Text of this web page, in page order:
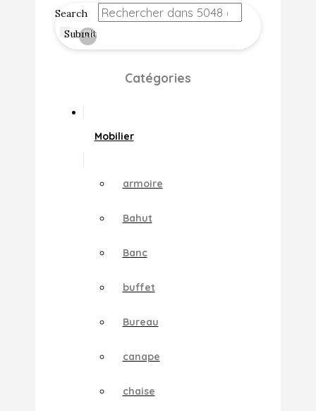
Search
Submit
Clear
Catégories
Mobilier
armoire
Bahut
Banc
buffet
Bureau
canape
chaise